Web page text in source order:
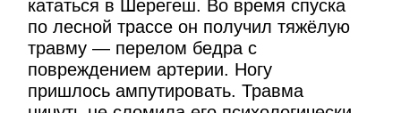
кататься в Шерегеш. Во время спуска
по лесной трассе он получил тяжёлую
травму — перелом бедра с
повреждением артерии. Ногу
пришлось ампутировать. Травма